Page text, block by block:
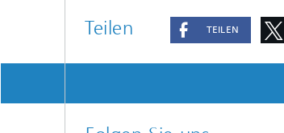
Teilen TEILEN